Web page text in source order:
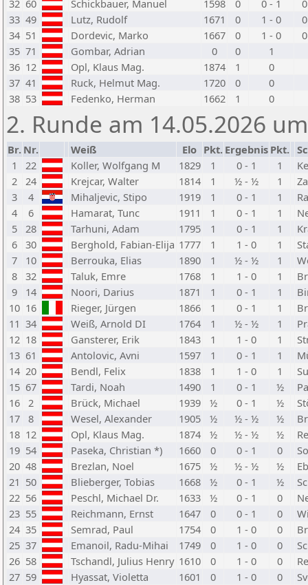
32 60 Schickbauer, Manuel 1598 0 0 - 1
0
33 49 Lutz, Rudolf 1671 0 1 - 0
0
34 51 Dordevic, Marko 1667 0 1 - 0
0
35 71 Gombar, Adrian 0 0
1
36 12 Opl, Klaus Mag. 1874 1
0
37 41 Ruck, Helmut Mag. 1720 0
0
38 53 Fedenko, Herman 1662 1 0
2. Runde am 14.05.2026
Br. Nr. Weiß Elo Pkt. Ergebnis Pkt.
1
22 Koller, Wolfgang M 1829 1 0 - 1 1
2
24 Krejcar, Walter 1814 1 ½ - ½ 1
3
4 Mihaljevic, Stipo 1919 1 0 - 1 1
4
6 Hamarat, Tunc 1911 1 0 - 1 1
5
28 Tarhuni, Adam 1795 1 0 - 1 1
6
30 Berghold, Fabian-Elija 1777 1 1 - 0 1
7
10 Berrouka, Elias 1890 1 ½ - ½ 1
8
32 Taluk, Emre 1768 1 1 - 0 1
9
14 Noori, Darius 1871 1 0 - 1 1
10 16 Rieger, Jürgen 1866 1 0 - 1 1
11 34 Weiß, Arnold DI 1764 1 ½ - ½ 1
12 18 Gansterer, Erik 1843 1 1 - 0 1
13 61 Antolovic, Avni 1597 1 0 - 1 1
14 20 Bendl, Felix 1838 1 1 - 0 1
15 67 Tardi, Noah 1490 1 0 - 1 ½
16
2 Brück, Michael 1939 ½ 0 - 1 ½
17
8 Wesel, Alexander 1905 ½ ½ - ½ ½
18 12 Opl, Klaus Mag. 1874 ½ ½ - ½ ½
19 54 Paseka, Christian *) 1660 0 0 - 1 0
20 48 Brezlan, Noel 1675 ½ ½ - ½ ½
21 50 Blieberger, Tobias 1668 ½ 0 - 1 ½
22 56 Peschl, Michael Dr. 1633 ½ 0 - 1 0
23 55 Reichmann, Ernst 1647 0 0 - 1 0
24 35 Semrad, Paul 1754 0 1 - 0 0
25 37 Emanoil, Radu-Mihai 1749 0 1 - 0 0
26 58 Tschandl, Julius Henry 1610 0 1 - 0 0
27 59 Hyassat, Violetta 1601 0 1 - 0 0